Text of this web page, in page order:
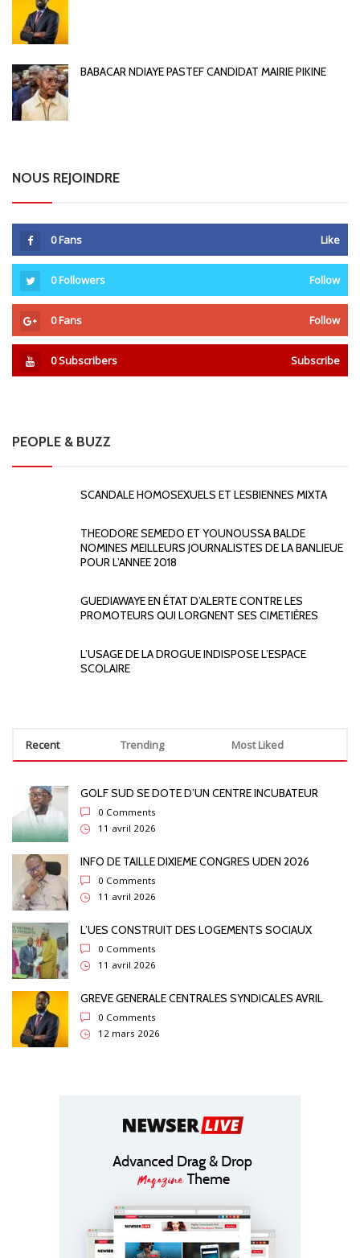
BABACAR NDIAYE PASTEF CANDIDAT MAIRIE PIKINE
NOUS REJOINDRE
0Fans Like
0Followers Follow
0Fans Follow
0Subscribers Subscribe
PEOPLE & BUZZ
SCANDALE HOMOSEXUELS ET LESBIENNES MIXTA
THEODORE SEMEDO ET YOUNOUSSA BALDE
NOMINES MEILLEURS JOURNALISTES DE LA BANLIEUE
POUR L’ANNEE 2018
GUEDIAWAYE EN ÉTAT D’ALERTE CONTRE LES
PROMOTEURS QUI LORGNENT SES CIMETIÈRES
L’USAGE DE LA DROGUE INDISPOSE L’ESPACE
SCOLAIRE
Recent Trending Most Liked
GOLF SUD SE DOTE D’UN CENTRE INCUBATEUR
0 Comments
11 avril 2026
INFO DE TAILLE DIXIEME CONGRES UDEN 2026
0 Comments
11 avril 2026
L’UES CONSTRUIT DES LOGEMENTS SOCIAUX
0 Comments
11 avril 2026
GREVE GENERALE CENTRALES SYNDICALES AVRIL
0 Comments
12 mars 2026